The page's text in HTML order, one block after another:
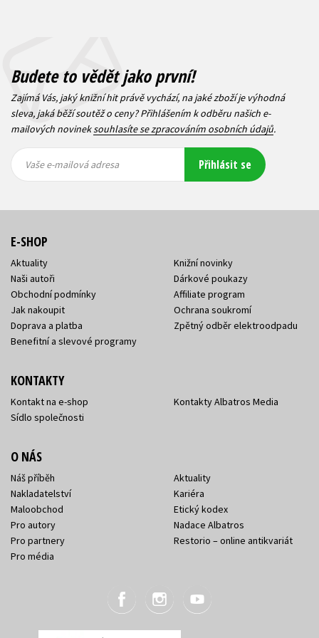
Budete to vědět jako první!
Zajímá Vás, jaký knižní hit právě vychází, na jaké zboží je výhodná
sleva, jaká běží soutěž o ceny? Přihlášením k odběru našich e-
mailových novineksouhlasíte se zpracováním osobních údajů.
mailová
mailová
Vaše e-mailová adresa Přihlásit se
E-SHOP
Aktuality
Naši autoři
Obchodní podmínky
Jak nakoupit
Doprava a platba
Benefitní a slevové programy
Knižní novinky
Dárkové poukazy
Affiliate program
Ochrana soukromí
Zpětný odběr elektroodpadu
KONTAKTY
Kontakt na e-shop
Sídlo společnosti
Kontakty Albatros Media
O NÁS
Náš příběh
Nakladatelství
Maloobchod
Pro autory
Pro partnery
Pro média
Aktuality
Kariéra
Etický kodex
Nadace Albatros
Restorio – online antikvariát